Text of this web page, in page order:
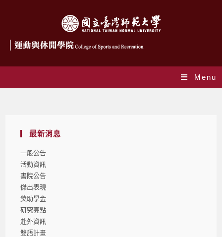
Menu
最新消息
一般公告
活動資訊
書院公告
傑出表現
獎助學金
研究亮點
赴外資訊
雙語計畫